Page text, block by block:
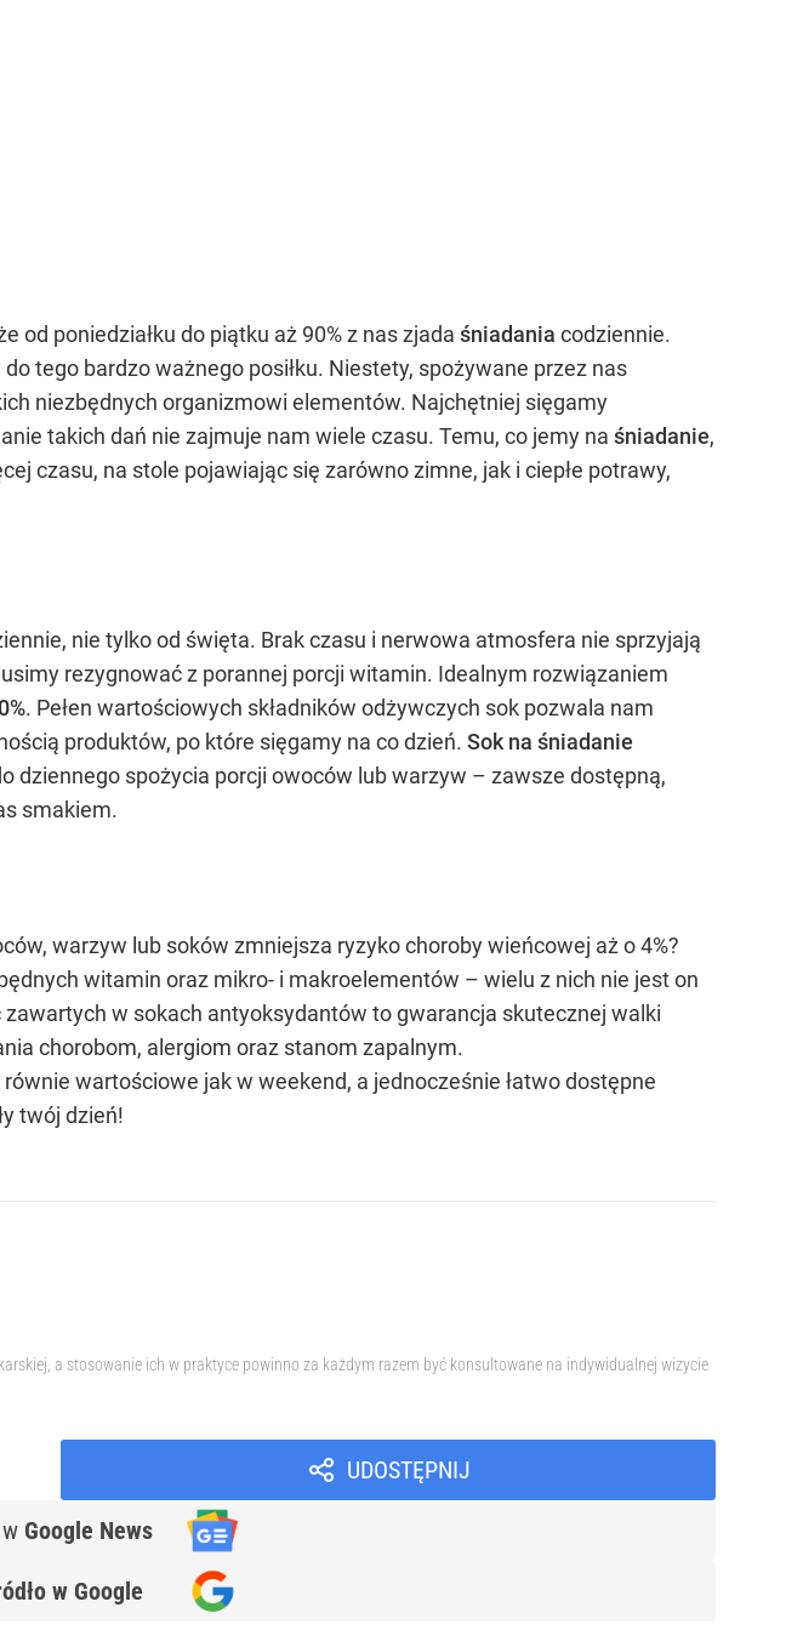
od poniedziałku do piątku aż 90% z nas zjada śniadania codziennie.
tego bardzo ważnego posiłku. Niestety, spożywane przez nas
niezbędnych organizmowi elementów. Najchętniej sięgamy
takich dań nie zajmuje nam wiele czasu. Temu, co jemy na śniadanie,
czasu, na stole pojawiając się zarówno zimne, jak i ciepłe potrawy,
nie tylko od święta. Brak czasu i nerwowa atmosfera nie sprzyjają
rezygnować z porannej porcji witamin. Idealnym rozwiązaniem
. Pełen wartościowych składników odżywczych sok pozwala nam
produktów, po które sięgamy na co dzień. Sok na śniadanie
dziennego spożycia porcji owoców lub warzyw – zawsze dostępną,
smakiem.
warzyw lub soków zmniejsza ryzyko choroby wieńcowej aż o 4%?
witamin oraz mikro- i makroelementów – wielu z nich nie jest on
w sokach antyoksydantów to gwarancja skutecznej walki
chorobom, alergiom oraz stanom zapalnym.
wartościowe jak w weekend, a jednocześnie łatwo dostępne
twój dzień!
a stosowanie ich w praktyce powinno za każdym razem być konsultowane na indywidualnej wizycie
UDOSTĘPNIJ
w Google News
w Google